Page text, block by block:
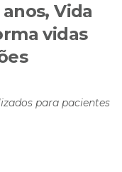
Vida
vidas
para pacientes